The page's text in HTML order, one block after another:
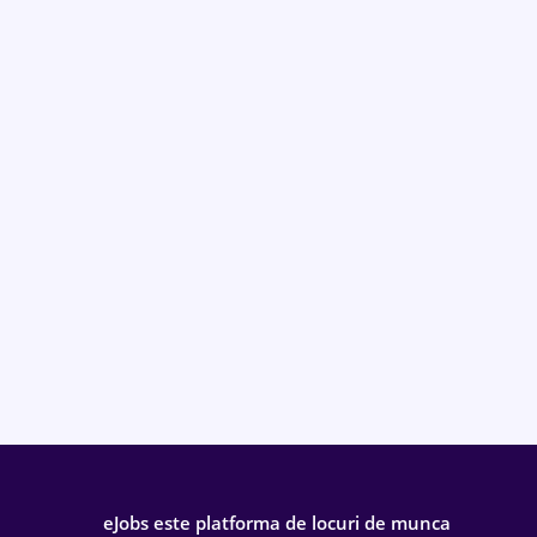
eJobs este platforma de locuri de munca